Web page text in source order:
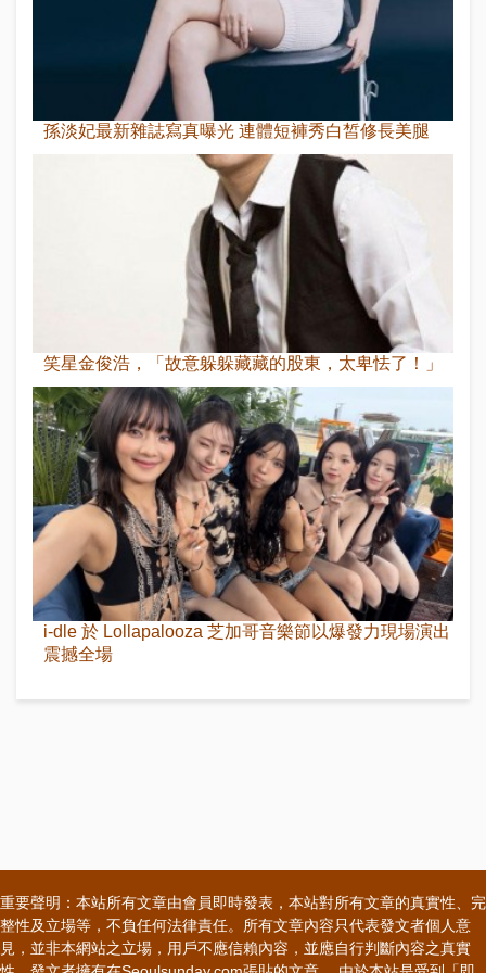
孫淡妃最新雜誌寫真曝光 連體短褲秀白皙修長美腿
笑星金俊浩，「故意躲躲藏藏的股東，太卑怯了！」
i-dle 於 Lollapalooza 芝加哥音樂節以爆發力現場演出
震撼全場
重要聲明：本站所有文章由會員即時發表，本站對所有文章的真實性、完
整性及立場等，不負任何法律責任。所有文章內容只代表發文者個人意
見，並非本網站之立場，用戶不應信賴內容，並應自行判斷內容之真實